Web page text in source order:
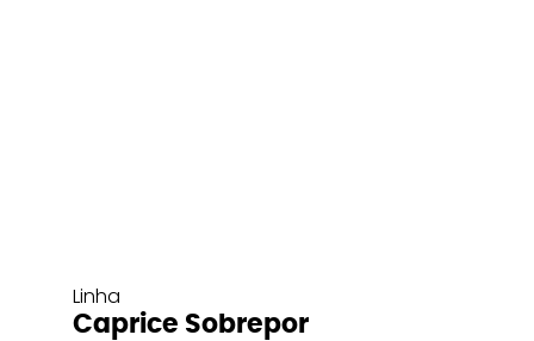
Linha
Caprice Sobrepor